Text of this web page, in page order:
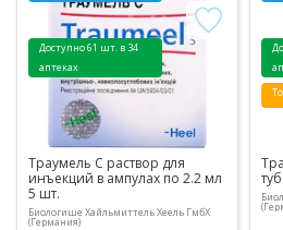
Доступно 61 шт. в 34
аптеках
Траумель С раствор для
инъекций в ампулах по 2.2 мл
5 шт.
Биологише Хайльмиттель Хеель ГмбХ
(Германия)